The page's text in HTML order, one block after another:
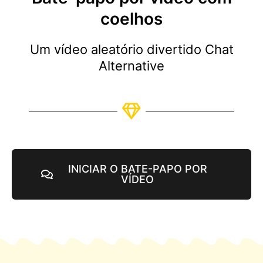
coelhos
Um vídeo aleatório divertido Chat
Alternative
INICIAR O BATE-PAPO POR
VÍDEO